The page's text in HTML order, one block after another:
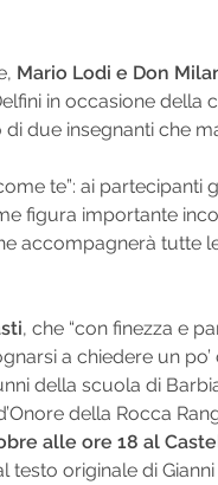
Mario Lodi e Don
in occasione
due insegnanti che
te”: ai
figura importante
accompagnerà tutte
, che “con finezza e
a chiedere un
della scuola di
della Rocca
alle ore 18 al
testo originale di